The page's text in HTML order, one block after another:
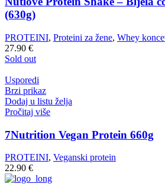
(630g)
PROTEINI, Proteini za žene, Whey
27.90 €
Sold out
Usporedi
Brzi prikaz
Dodaj u listu želja
Pročitaj više
7Nutrition Vegan Protein 660g
PROTEINI, Veganski protein
22.90 €